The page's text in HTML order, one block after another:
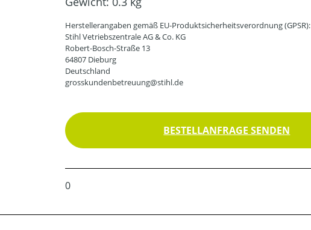
Herstellerangaben gemäß EU-Produktsicherheitsverordnung (GPSR):
Stihl Vetriebszentrale AG & Co. KG
Robert-Bosch-Straße 13
64807 Dieburg
Deutschland
grosskundenbetreuung@stihl.de
BESTELLANFRAGE SENDEN
0